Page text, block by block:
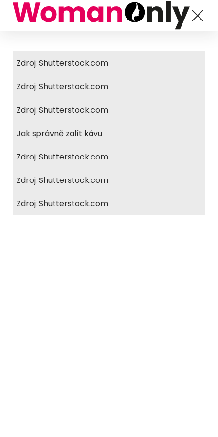
Zdroj: Shutterstock.com
Zdroj: Shutterstock.com
Zdroj: Shutterstock.com
Jak správně zalít kávu
Zdroj: Shutterstock.com
Zdroj: Shutterstock.com
Zdroj: Shutterstock.com